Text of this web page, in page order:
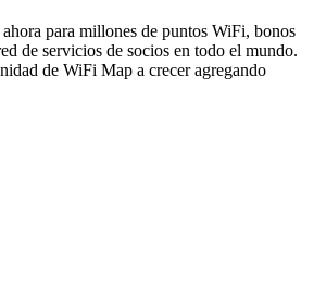
para millones de puntos WiFi, bonos
de servicios de socios en todo el mundo.
de WiFi Map a crecer agregando